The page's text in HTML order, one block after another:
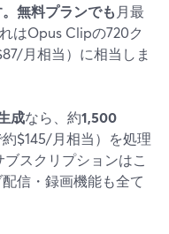
無料プランでも 月最
はOpus Clipの720ク
月相当）に相当しま
成なら、約1,500
$145/月相当）を処理
スクリプションはこ
信・録画機能も全て